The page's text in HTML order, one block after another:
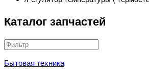
Каталог запчастей
Бытовая техника